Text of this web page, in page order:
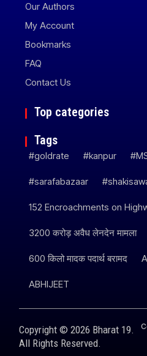
Our Authors
My Account
Bookmarks
FAQ
Contact Us
Top categories
Tags
#goldrate #kanpur
#sarafabazaar
152 Encroachments on
3200 करोड़ अवैध लेनदेन मामला
600 किलो मादक पदार्थ बरामद
ABHIJEET
Copyright © 2026 Bharat 19.
All Rights Reserved.